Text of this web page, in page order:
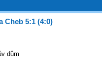
Cheb 5:1 (4:0)
dům